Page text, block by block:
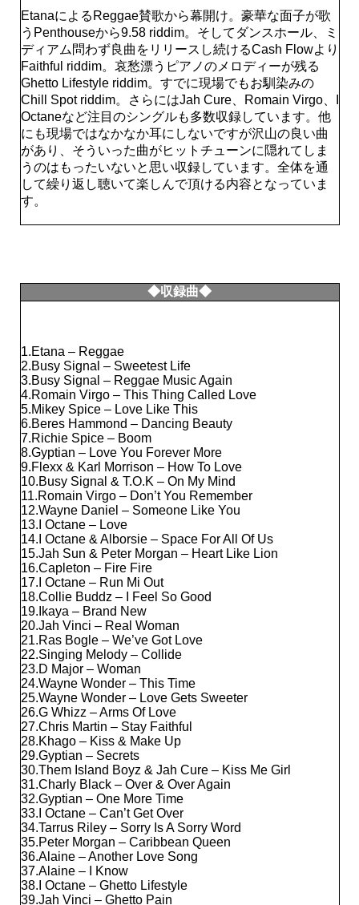
EtanaによるReggae賛歌から幕開け。豪華な面子が歌
うPenthouseから9.58 riddim。そしてダンスホール、ミ
ディアム問わず良曲をリリースし続けるCash Flowより
Faithful riddim。哀愁漂うピアノのメロディーが残る
Ghetto Lifestyle riddim。すでに現場でもお馴染みの
Chill Spot riddim。さらにはJah Cure、Romain Virgo、I
Octaneなど注目のシングルも多数収録しています。他
にも現場ではなかなか耳にしないですが沢山の良い曲
があり、そういった曲がヒットチューンに隠れてしま
うのはもったいないと思い収録しています。全体を通
して繰り返し聴いて楽しんで頂ける内容となっていま
す。
◆収録曲◆
1.Etana – Reggae
2.Busy Signal – Sweetest Life
3.Busy Signal – Reggae Music Again
4.Romain Virgo – This Thing Called Love
5.Mikey Spice – Love Like This
6.Beres Hammond – Dancing Beauty
7.Richie Spice – Boom
8.Gyptian – Love You Forever More
9.Flexx & Karl Morrison – How To Love
10.Busy Signal & T.O.K – On My Mind
11.Romain Virgo – Don’t You Remember
12.Wayne Daniel – Someone Like You
13.I Octane – Love
14.I Octane & Alborsie – Space For All Of Us
15.Jah Sun & Peter Morgan – Heart Like Lion
16.Capleton – Fire Fire
17.I Octane – Run Mi Out
18.Collie Buddz – I Feel So Good
19.Ikaya – Brand New
20.Jah Vinci – Real Woman
21.Ras Bogle – We’ve Got Love
22.Singing Melody – Collide
23.D Major – Woman
24.Wayne Wonder – This Time
25.Wayne Wonder – Love Gets Sweeter
26.G Whizz – Arms Of Love
27.Chris Martin – Stay Faithful
28.Khago – Kiss & Make Up
29.Gyptian – Secrets
30.Them Island Boyz & Jah Cure – Kiss Me Girl
31.Charly Black – Over & Over Again
32.Gyptian – One More Time
33.I Octane – Can’t Get Over
34.Tarrus Riley – Sorry Is A Sorry Word
35.Peter Morgan – Caribbean Queen
36.Alaine – Another Love Song
37.Alaine – I Know
38.I Octane – Ghetto Lifestyle
39.Jah Vinci – Ghetto Pain